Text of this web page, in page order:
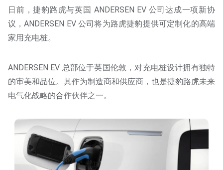
日前，捷豹路虎与英国 ANDERSEN EV 公司达成一项新协
议，ANDERSEN EV 公司将为路虎捷豹提供可定制化的高端
家用充电桩。
ANDERSEN EV 总部位于英国伦敦，对充电桩设计拥有独特
的审美和品位。其作为制造商和供应商，也是捷豹路虎未来
电气化战略的合作伙伴之一。